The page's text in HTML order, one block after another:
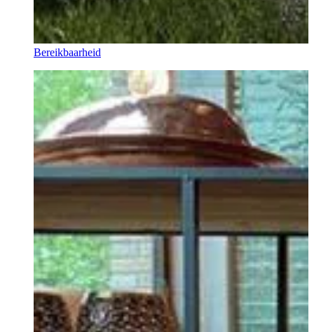
Bereikbaarheid